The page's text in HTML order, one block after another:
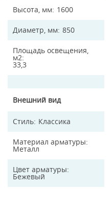
Высота, мм 1600
Диаметр, мм 850
Площадь освещения,
м2
33,3
Внешний вид
Стиль Классика
Материал арматуры
Металл
Цвет арматуры
Бежевый